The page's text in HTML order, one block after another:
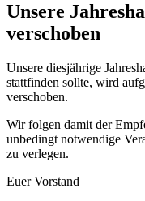
Unsere
verschoben
Unsere diesjährige
stattfinden sollte, wird
verschoben.
Wir folgen damit der
unbedingt notwendige
zu verlegen.
Euer Vorstand